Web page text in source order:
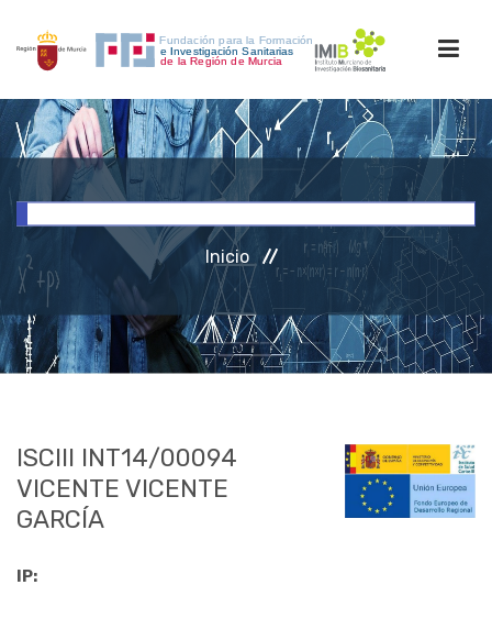
INICIO
INVESTIGACIÓN
RRHH
ACCESO PERSONAL
Inicio
ISCIII INT14/00094
VICENTE VICENTE
GARCÍA
IP: